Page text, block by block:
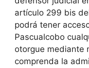
artículo 299 bis
podrá tener
Pascualcobo
otorgue mediante
comprenda la